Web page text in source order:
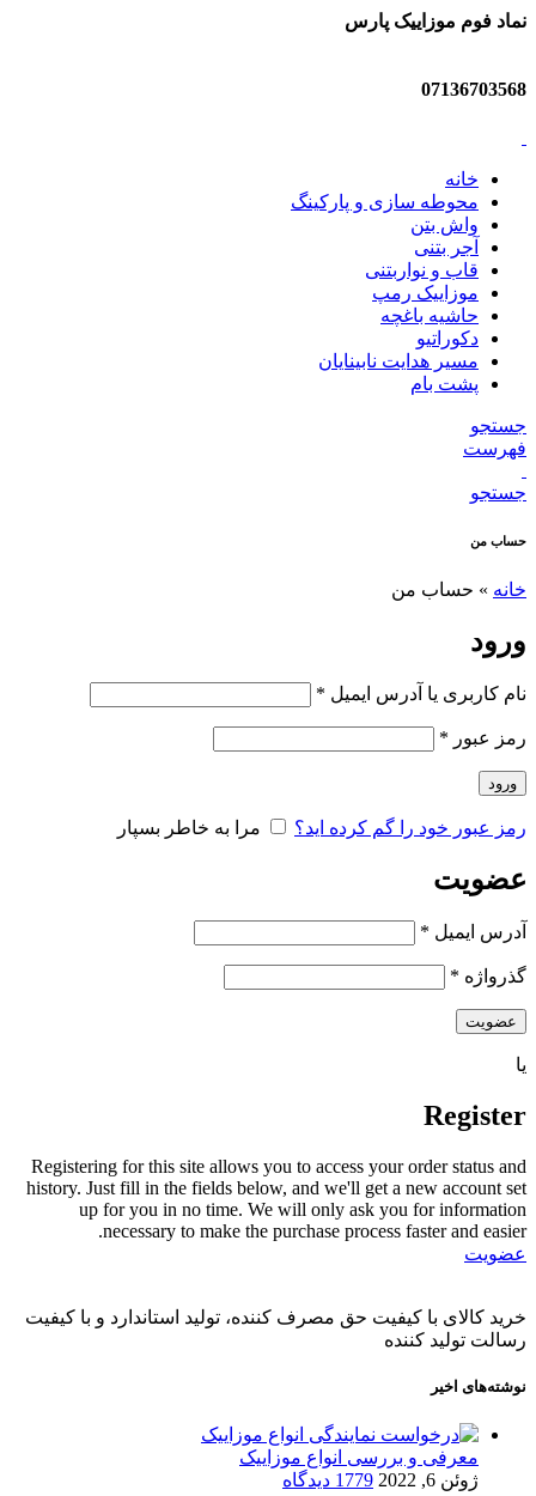
نماد فوم موزاییک پارس
07136703568
خانه
محوطه سازی و پارکینگ
واش بتن
آجر بتنی
قاب و نواربتنی
موزاییک رمپ
حاشیه باغچه
دکوراتیو
مسیر هدایت نابینایان
پشت بام
جستجو
فهرست
جستجو
حساب من
خانه » حساب من
ورود
نام کاربری یا آدرس ایمیل *
رمز عبور *
ورود
رمز عبور خود را گم کرده اید؟ مرا به خاطر بسپار
عضویت
آدرس ایمیل *
گذرواژه *
عضویت
یا
Register
Registering for this site allows you to access your order status and
history. Just fill in the fields below, and we'll get a new account set
up for you in no time. We will only ask you for information
necessary to make the purchase process faster and easier.
عضویت
خرید کالای با کیفیت حق مصرف کننده، تولید استاندارد و با کیفیت
رسالت تولید کننده
نوشته‌های اخیر
معرفی و بررسی انواع موزاییک
ژوئن 6, 2022
1779 دیدگاه